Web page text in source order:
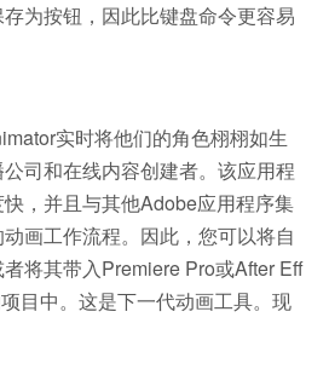
为按钮，因此比键盘命令更容易
实时将他们的角色栩栩如生
司和在线内容创建者。该应用程
，并且与其他Adobe应用程序集
画工作流程。因此，您可以将自
将其带入Premiere Pro或After Eff
目中。这是下一代动画工具。现